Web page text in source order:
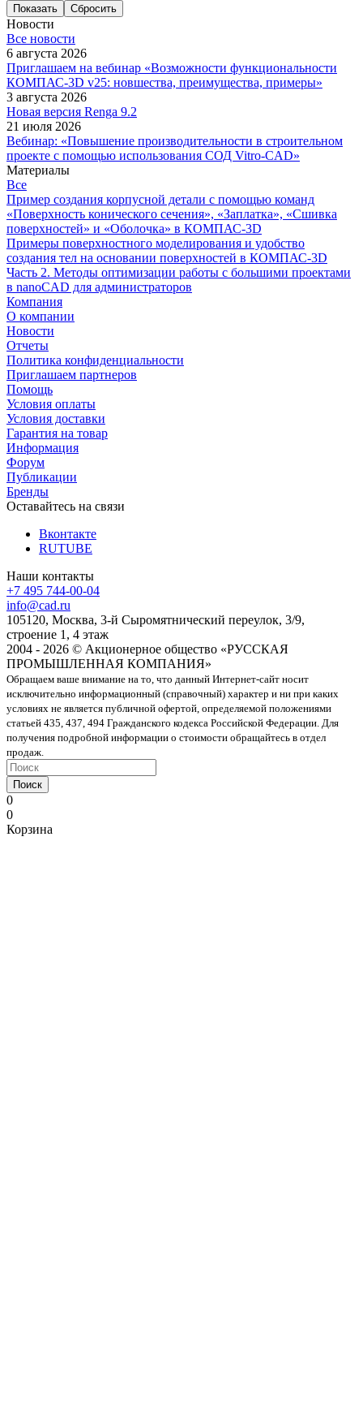
Сбросить
Новости
Все новости
6 августа 2026
Приглашаем на вебинар «Возможности функциональности
КОМПАС-3D v25: новшества, преимущества, примеры»
3 августа 2026
Новая версия Renga 9.2
21 июля 2026
Вебинар: «Повышение производительности в строительном
проекте с помощью использования СОД Vitro-CAD»
Материалы
Все
Пример создания корпусной детали с помощью команд
«Поверхность конического сечения», «Заплатка», «Сшивка
поверхностей» и «Оболочка» в КОМПАС-3D
Примеры поверхностного моделирования и удобство
создания тел на основании поверхностей в КОМПАС-3D
Часть 2. Методы оптимизации работы с большими проектами
в nanoCAD для администраторов
Компания
О компании
Новости
Отчеты
Политика конфиденциальности
Приглашаем партнеров
Помощь
Условия оплаты
Условия доставки
Гарантия на товар
Информация
Форум
Публикации
Бренды
Оставайтесь на связи
Вконтакте
RUTUBE
Наши контакты
+7 495 744-00-04
info@cad.ru
105120, Москва, 3-й Сыромятнический переулок, 3/9,
строение 1, 4 этаж
2004 - 2026 © Акционерное общество «РУССКАЯ
ПРОМЫШЛЕННАЯ КОМПАНИЯ»
Обращаем ваше внимание на то, что данный Интернет-сайт носит
исключительно информационный (справочный) характер и ни при каких
условиях не является публичной офертой, определяемой положениями
статьей 435, 437, 494 Гражданского кодекса Российской Федерации. Для
получения подробной информации о стоимости обращайтесь в отдел
продаж.
Поиск
0
0
Корзина